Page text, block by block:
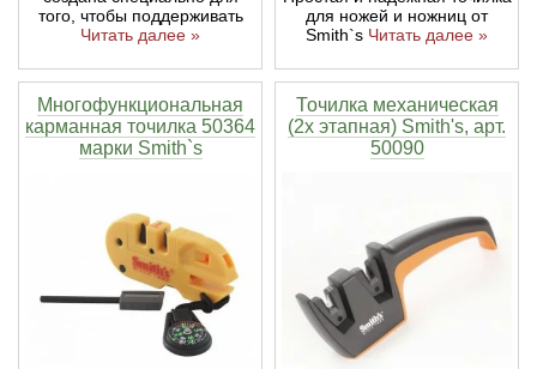
того, чтобы поддерживать
Читать далее »
для ножей и ножниц от
Smith`s Читать далее »
Многофункциональная
карманная точилка 50364
марки Smith`s
Точилка механическая
(2х этапная) Smith's, арт.
50090